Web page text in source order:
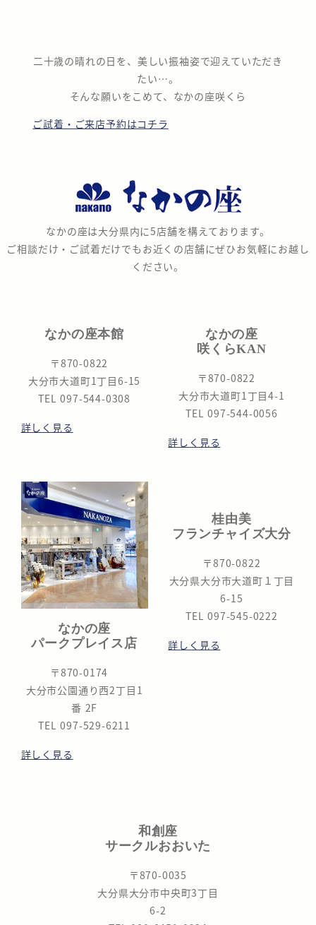
二十歳の晴れの日を、美しい振袖姿で迎えていただき
たい…。
そんな願いをこめて、なかの座咲くら
ご試着・ご来店予約はコチラ
座
なかの座は大分県内に5店舗を構えております。
ご相談だけ・ご試着だけでもお近くの店舗にぜひお気軽にお越し
ください。
なかの座本館
〒870-0822
大分市大道町1丁目6-15
TEL 097-544-0308
詳しく見る
なかの座
咲くらKAN
〒870-0822
大分市大道町1丁目4-1
TEL 097-544-0056
詳しく見る
なかの座
パークプレイス店
〒870-0174
大分市公園通り西2丁目1
番 2F
TEL 097-529-6211
詳しく見る
桂由美
フランチャイズ大分
〒870-0822
大分県大分市大道町１丁目
6-15
TEL 097-545-0222
詳しく見る
和創座
サークルおおいた
〒870-0035
大分県大分市中央町3丁目
6-2